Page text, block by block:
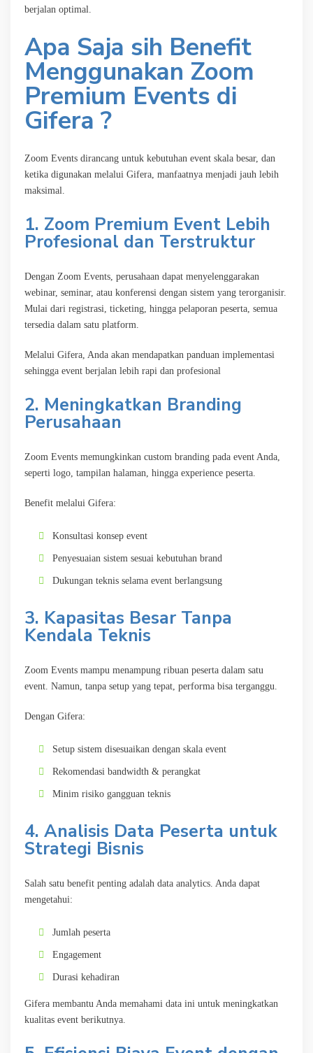
berjalan optimal.
Apa Saja sih Benefit
Menggunakan Zoom
Premium Events di
Gifera ?
Zoom Events dirancang untuk kebutuhan event skala besar, dan
ketika digunakan melalui Gifera, manfaatnya menjadi jauh lebih
maksimal.
1. Zoom Premium Event Lebih
Profesional dan Terstruktur
Dengan Zoom Events, perusahaan dapat menyelenggarakan
webinar, seminar, atau konferensi dengan sistem yang terorganisir.
Mulai dari registrasi, ticketing, hingga pelaporan peserta, semua
tersedia dalam satu platform.
Melalui Gifera, Anda akan mendapatkan panduan implementasi
sehingga event berjalan lebih rapi dan profesional
2. Meningkatkan Branding
Perusahaan
Zoom Events memungkinkan custom branding pada event Anda,
seperti logo, tampilan halaman, hingga experience peserta.
Benefit melalui Gifera:
Konsultasi konsep event
Penyesuaian sistem sesuai kebutuhan brand
Dukungan teknis selama event berlangsung
3. Kapasitas Besar Tanpa
Kendala Teknis
Zoom Events mampu menampung ribuan peserta dalam satu
event. Namun, tanpa setup yang tepat, performa bisa terganggu.
Dengan Gifera:
Setup sistem disesuaikan dengan skala event
Rekomendasi bandwidth & perangkat
Minim risiko gangguan teknis
4. Analisis Data Peserta untuk
Strategi Bisnis
Salah satu benefit penting adalah data analytics. Anda dapat
mengetahui:
Jumlah peserta
Engagement
Durasi kehadiran
Gifera membantu Anda memahami data ini untuk meningkatkan
kualitas event berikutnya.